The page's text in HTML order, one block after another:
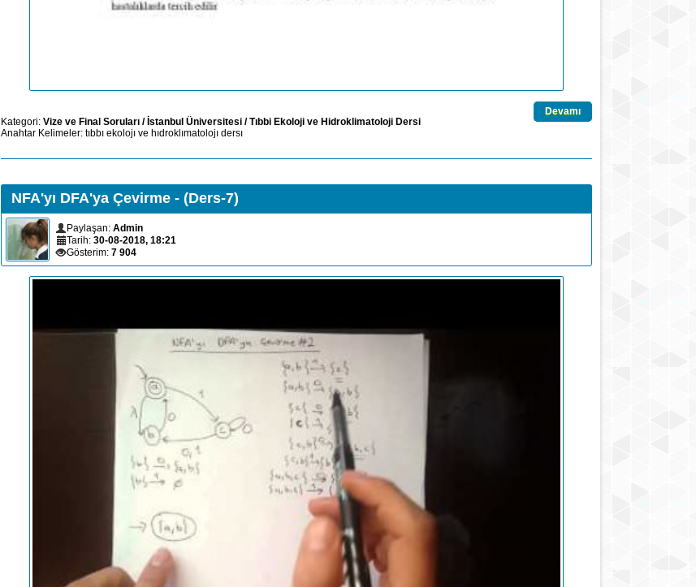
Devamı
Kategori: Vize ve Final Soruları /İstanbul Üniversitesi /Tıbbi Ekoloji ve Hidroklimatoloji Dersi
Anahtar Kelimeler: tıbbı ekolojı ve hıdroklımatolojı dersı
NFA'yı DFA'ya Çevirme - (Ders-7)
Paylaşan: Admin
Tarih: 30-08-2018, 18:21
Gösterim: 7 904